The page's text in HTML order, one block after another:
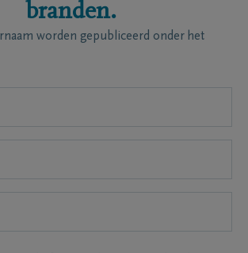
branden.
worden gepubliceerd onder het